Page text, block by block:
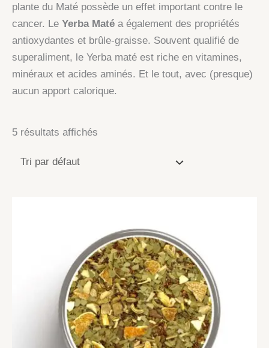
plante du Maté possède un effet important contre le
cancer. Le Yerba Maté a également des propriétés
antioxydantes et brûle-graisse. Souvent qualifié de
superaliment, le Yerba maté est riche en vitamines,
minéraux et acides aminés. Et le tout, avec (presque)
aucun apport calorique.
5 résultats affichés